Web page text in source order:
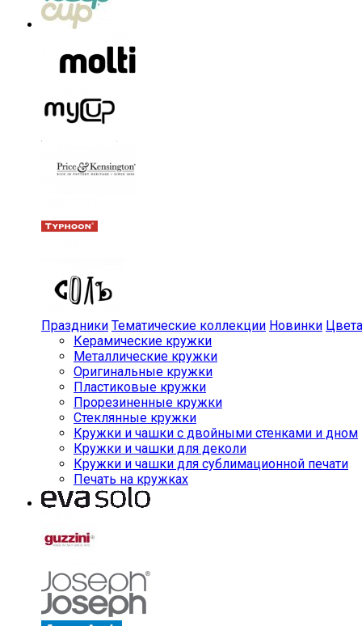
Праздники Тематические коллекции Новинки Цвета
Керамические кружки
Металлические кружки
Оригинальные кружки
Пластиковые кружки
Прорезиненные кружки
Стеклянные кружки
Кружки и чашки с двойными стенками и дном
Кружки и чашки для деколи
Кружки и чашки для сублимационной печати
Печать на кружках